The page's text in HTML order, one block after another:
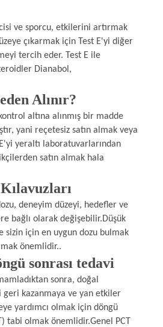
ve sporcu, etkilerini artırmak
çıkarmak için Test E'yi diğer
tercih eder. Test E ile
Dianabol,
Alınır?
altına alınmış bir madde
yani reçetesiz satın almak veya
yeraltı laboratuvarlarından
satın almak hala
deneyim düzeyi, hedefler ve
bağlı olarak değişebilir.Düşük
sizin için en uygun dozu bulmak
önemlidir..
sonrası tedavi
sonra, doğal
kazanmaya ve yan etkiler
yardımcı olmak için döngü
tabi olmak önemlidir.Genel PCT